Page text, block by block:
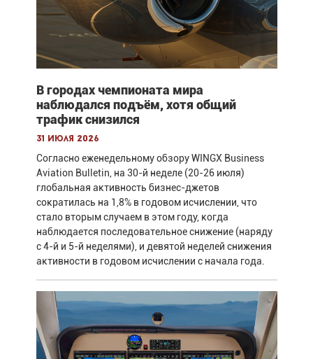
В городах чемпионата мира
наблюдался подъём, хотя общий
трафик снизился
31 июля 2026
Согласно еженедельному обзору WINGX Business
Aviation Bulletin, на 30-й неделе (20-26 июля)
глобальная активность бизнес-джетов
сократилась на 1,8% в годовом исчислении, что
стало вторым случаем в этом году, когда
наблюдается последовательное снижение (наряду
с 4-й и 5-й неделями), и девятой неделей снижения
активности в годовом исчислении с начала года.